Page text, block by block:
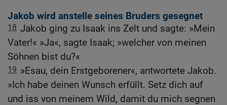
Jakob wird anstelle seines Bruders gesegnet
18 Jakob ging zu Isaak ins Zelt und sagte: »Mein
Vater!« »Ja«, sagte Isaak; »welcher von meinen
Söhnen bist du?«
19 »Esau, dein Erstgeborener«, antwortete Jakob.
»Ich habe deinen Wunsch erfüllt. Setz dich auf
und iss von meinem Wild, damit du mich segnen